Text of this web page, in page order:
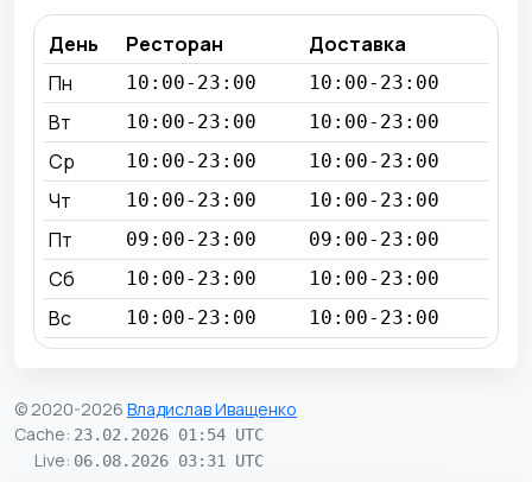
День Ресторан
Доставка
Пн
10:00-23:00 10:00-23:00
Вт 10:00-23:00 10:00-23:00
Ср 10:00-23:00 10:00-23:00
Чт 10:00-23:00 10:00-23:00
Пт 09:00-23:00 09:00-23:00
Сб 10:00-23:00 10:00-23:00
Вс 10:00-23:00 10:00-23:00
© 2020-2026 Владислав Иващенко
Cache: 23.02.2026 01:54 UTC
Live: 06.08.2026 03:31 UTC